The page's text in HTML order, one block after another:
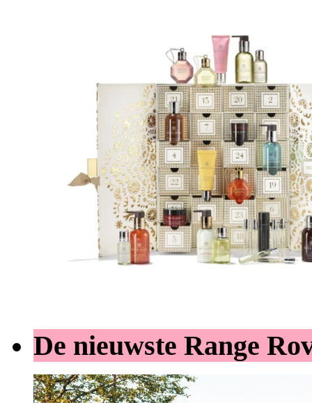
De nieuwste Range